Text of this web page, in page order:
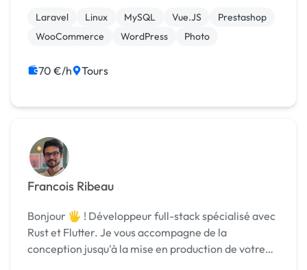
gérer un projet dans sa globalité, depuis sa
conception jusqu'à ...
Laravel Linux MySQL Vue.JS
Prestashop
WooCommerce
WordPress Photo
70 €/h Tours
Francois Ribeau
Bonjour 🖐 ! Développeur full-stack spécialisé avec
Rust et Flutter. Je vous accompagne de la
conception jusqu'à la mise en production de votre